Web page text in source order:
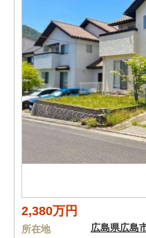
2,380万円
所在地 広島県広島